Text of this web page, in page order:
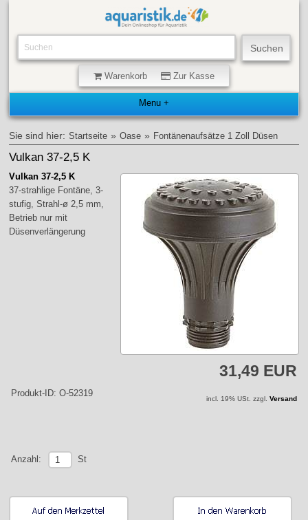
Warenkorb Zur Kasse
Sie sind hier: Startseite » Oase » Fontänenaufsätze 1 Zoll Düsen
Vulkan 37-2,5 K
Vulkan 37-2,5 K
37-strahlige Fontäne, 3-
stufig, Strahl-ø 2,5 mm,
Betrieb nur mit
Düsenverlängerung
31,49 EUR
Produkt-ID: O-52319
incl. 19% USt. zzgl. Versand
Anzahl: St